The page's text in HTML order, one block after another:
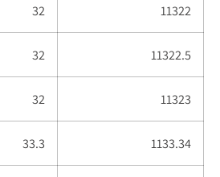
11322
32
11322.5
32
11323
32
1133.34
33.3